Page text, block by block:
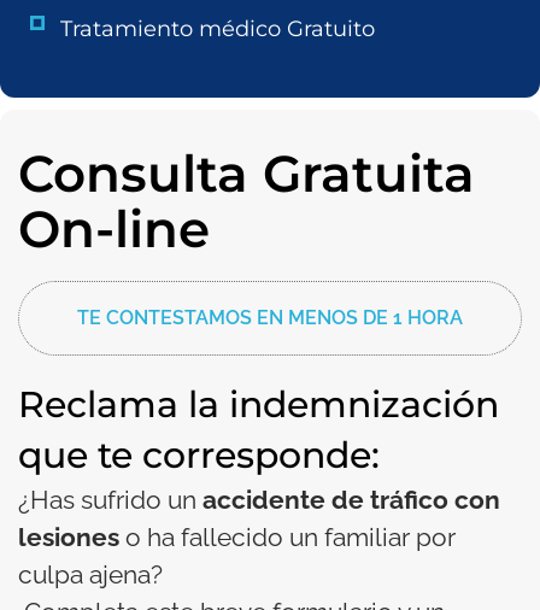
Tratamiento médico Gratuito
Consulta Gratuita
On-line
TE CONTESTAMOS EN MENOS DE 1 HORA
Reclama la indemnización
que te corresponde:
¿Has sufrido un accidente de tráfico con
lesiones o ha fallecido un familiar por
culpa ajena?